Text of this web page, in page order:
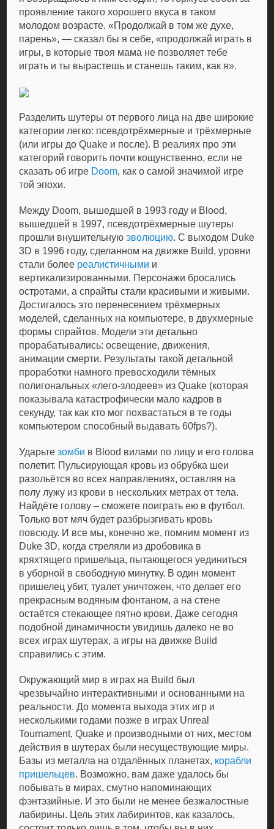
проявление такого хорошего вкуса в таком
молодом возрасте. «Продолжай в том же духе,
парень», — сказал бы я себе, «продолжай играть в
игры, в которые твоя мама не позволяет тебе
играть и ты вырастешь и станешь таким, как я».
Разделить шутеры от первого лица на две широкие
категории легко: псевдотрёхмерные и трёхмерные
(или игры до Quake и после). В реалиях про эти
категорий говорить почти кощунственно, если не
сказать об игре Doom, как о самой значимой игре
той эпохи.
Между Doom, вышедшей в 1993 году и Blood,
вышедшей в 1997, псевдотрёхмерные шутеры
прошли внушительнуюэволюцию. С выходом Duke
3D в 1996 году, сделанном на движке Build, уровни
стали более реалистичными и
вертикализированными. Персонажи бросались
остротами, а спрайты стали красивыми и живыми.
Достигалось это перенесением трёхмерных
моделей, сделанных на компьютере, в двухмерные
формы спрайтов. Модели эти детально
прорабатывались: освещение, движения,
анимации смерти. Результаты такой детальной
проработки намного превосходили тёмных
полигональных «лего-злодеев» из Quake (которая
показывала катастрофически мало кадров в
секунду, так как кто мог похвастаться в те годы
компьютером способный выдавать 60fps?).
Ударьтезомби в Blood вилами по лицу и его голова
полетит. Пульсирующая кровь из обрубка шеи
разольётся во всех направлениях, оставляя на
полу лужу из крови в нескольких метрах от тела.
Найдёте голову – сможете поиграть ею в футбол.
Только вот мяч будет разбрызгивать кровь
повсюду. И все мы, конечно же, помним момент из
Duke 3D, когда стреляли из дробовика в
кряхтящего пришельца, пытающегося уединиться
в уборной в свободную минутку. В один момент
пришелец убит, туалет уничтожен, что делает его
прекрасным водяным фонтаном, а на стене
остаётся стекающее пятно крови. Даже сегодня
подобной динамичности увидишь далеко не во
всех играх шутерах, а игры на движке Build
справились с этим.
Окружающий мир в играх на Build был
чрезвычайно интерактивными и основанными на
реальности. До момента выхода этих игр и
несколькими годами позже в играх Unreal
Tournament, Quake и производными от них, местом
действия в шутерах были несуществующие миры.
Базы из металла на отдалённых планетах, корабли
пришельцев. Возможно, вам даже удалось бы
побывать в мирах, смутно напоминающих
фэнтэзийные. И это были не менее безжалостные
лабирины. Цель этих лабиринтов, как казалось,